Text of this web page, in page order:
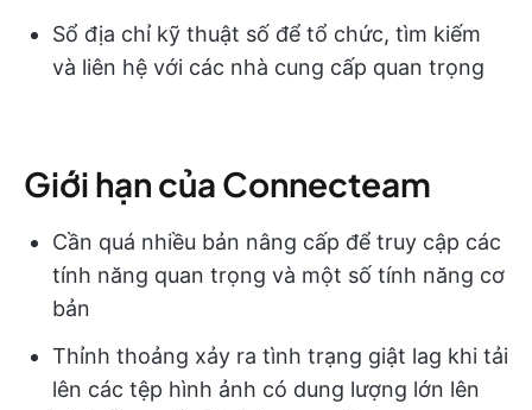
Sổ địa chỉ kỹ thuật số để tổ chức, tìm kiếm
và liên hệ với các nhà cung cấp quan trọng
Giới hạn của Connecteam
Cần quá nhiều bản nâng cấp để truy cập các
tính năng quan trọng và một số tính năng cơ
bản
Thỉnh thoảng xảy ra tình trạng giật lag khi tải
lên các tệp hình ảnh có dung lượng lớn lên